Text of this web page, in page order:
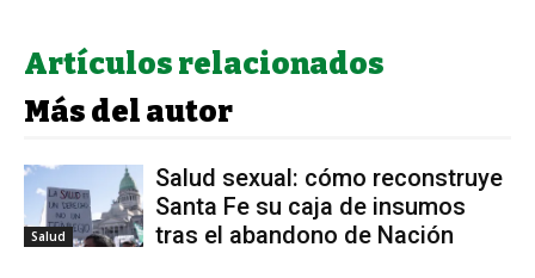
Artículos relacionados
Más del autor
Salud
Salud sexual: cómo reconstruye
Santa Fe su caja de insumos
tras el abandono de Nación